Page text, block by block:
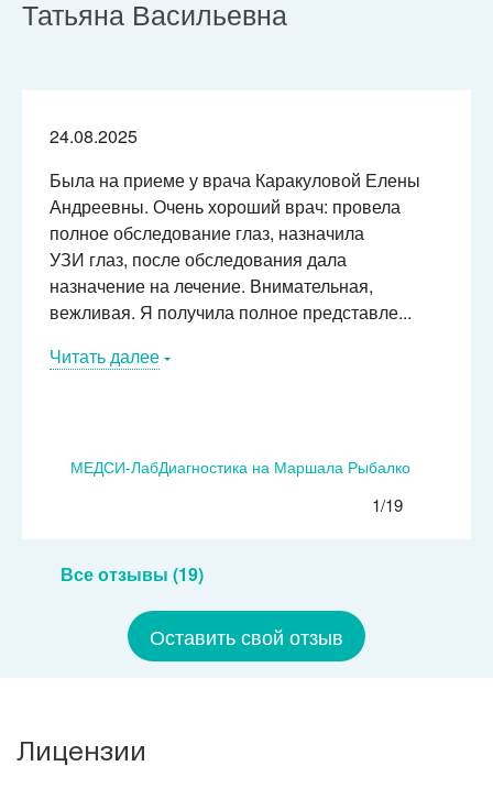
Татьяна Васильевна
МЕДСИ-ЛабДиагностика на Маршала Рыбалко
24.08.2025
Была на приеме у врача Каракуловой Елены
Андреевны. Очень хороший врач: провела
полное обследование глаз, назначила
УЗИ глаз, после обследования дала
назначение на лечение. Внимательная,
вежливая. Я получила полное представле...
Читать далее
1/19
Все отзывы (19)
Оставить свой отзыв
Лицензии